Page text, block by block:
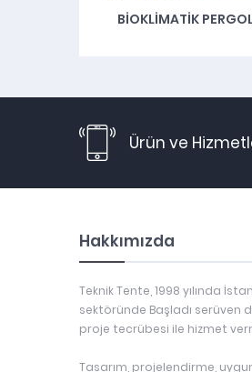
BIOKLIMATIK
Ürün ve
Hakkımızda
Teknik Tente, 1998 yılında
sektöründe Başladı serüven
proje tecrübesi ile hizmet
Tasarım, projelendirme,